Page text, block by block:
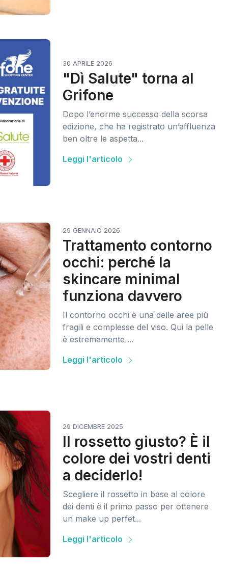
30 APRILE 2026
"Dì Salute" torna al
Grifone
Dopo l’enorme successo della scorsa
edizione, che ha registrato un’affluenza
ben oltre le aspetta...
Leggi l'articolo
29 GENNAIO 2026
Trattamento contorno
occhi: perché la
skincare minimal
funziona davvero
Il contorno occhi è una delle aree più
fragili e complesse del viso. Qui la pelle
è estremamente ...
Leggi l'articolo
29 DICEMBRE 2025
Il rossetto giusto? È il
colore dei vostri denti
a deciderlo!
Scegliere il rossetto in base al colore
dei denti è il primo passo per ottenere
un make up perfet...
Leggi l'articolo